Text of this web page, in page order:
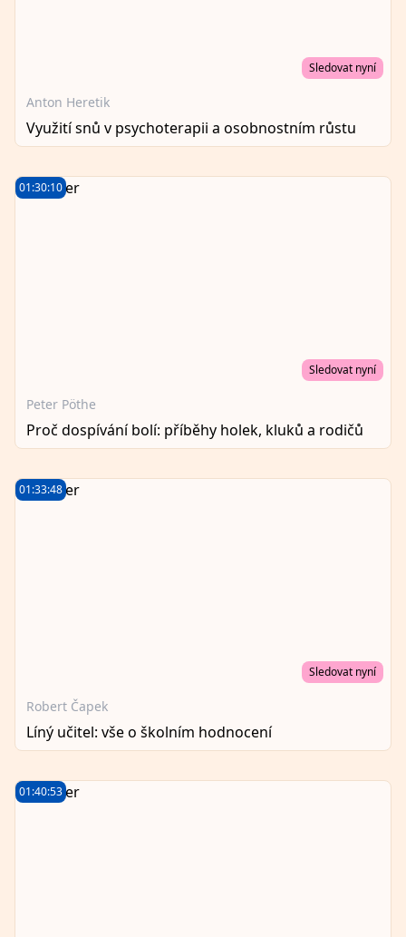
Sledovat nyní
Anton Heretik
Využití snů v psychoterapii a osobnostním růstu
01:30:10
Sledovat nyní
Peter Pöthe
Proč dospívání bolí: příběhy holek, kluků a rodičů
01:33:48
Sledovat nyní
Robert Čapek
Líný učitel: vše o školním hodnocení
01:40:53